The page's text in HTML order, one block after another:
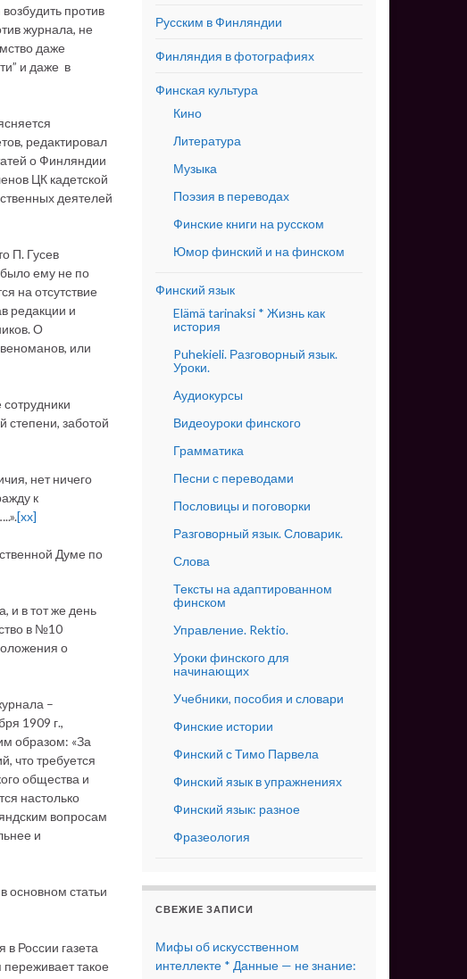
против
журнала, не
даже
и даже в
редактировал
о Финляндии
ЦК кадетской
деятелей
П. Гусев
было ему не по
на отсутствие
редакции и
О
или
заботой
нет ничего
к
[xx]
Думе по
и в тот же день
в №10
о
–
1909 г.,
образом: «За
что требуется
общества и
настолько
вопросам
и
основном статьи
в России газета
такое
Русским в Финляндии
Финляндия в фотографиях
Финская культура
Кино
Литература
Музыка
Поэзия в переводах
Финские книги на русском
Юмор финский и на финском
Финский язык
Elämä tarinaksi * Жизнь как
история
Puhekieli. Разговорный язык.
Уроки.
Аудиокурсы
Видеоуроки финского
Грамматика
Песни с переводами
Пословицы и поговорки
Разговорный язык. Словарик.
Слова
Тексты на адаптированном
финском
Управление. Rektio.
Уроки финского для
начинающих
Учебники, пособия и словари
Финские истории
Финский с Тимо Парвела
Финский язык в упражнениях
Финский язык: разное
Фразеология
СВЕЖИЕ ЗАПИСИ
Мифы об искусственном
интеллекте * Данные — не знание: